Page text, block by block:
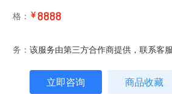
格： ￥8888
务： 该服务由第三方合作商提供，联系客
立即咨询 商品收藏